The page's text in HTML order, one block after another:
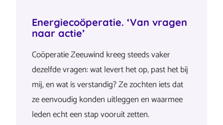
Energiecoöperatie. ‘Van vragen
naar actie’
Coöperatie Zeeuwind kreeg steeds vaker
dezelfde vragen: wat levert het op, past het bij
mij, en wat is verstandig? Ze zochten iets dat
ze eenvoudig konden uitleggen en waarmee
leden echt een stap vooruit zetten.